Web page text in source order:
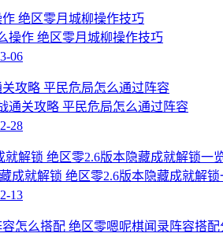
操作 绝区零月城柳操作技巧
06
通关攻略 平民危局怎么通过阵容
28
成就解锁 绝区零2.6版本隐藏成就解锁
13